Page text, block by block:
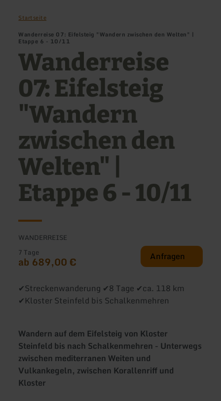
Startseite
Wanderreise 07: Eifelsteig "Wandern zwischen den Welten" |
Etappe 6 - 10/11
Wanderreise
07: Eifelsteig
"Wandern
zwischen den
Welten" |
Etappe 6 - 10/11
WANDERREISE
7 Tage
ab 689,00 € Anfragen
✔Streckenwanderung ✔8 Tage ✔ca. 118 km
✔Kloster Steinfeld bis Schalkenmehren
Wandern auf dem Eifelsteig von Kloster
Steinfeld bis nach Schalkenmehren - Unterwegs
zwischen mediterranen Weiten und
Vulkankegeln, zwischen Korallenriff und
Kloster